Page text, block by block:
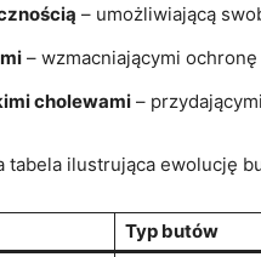
– umożliwiającą
– wzmacniającymi
cholewami –
tabela ilustrująca ewolucję⁣
Typ‍ butów